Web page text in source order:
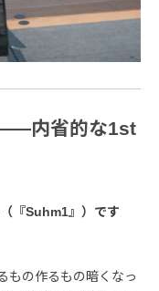
――内省的な1st
『Suhm1』）です
もの作るもの暗くなっ